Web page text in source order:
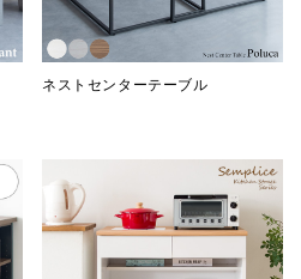
ネストセンターテーブル